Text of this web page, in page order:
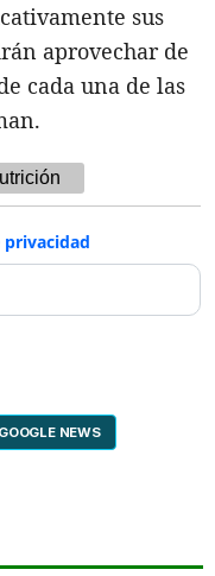
sus
aprovechar de
cada una de las
privacidad
NEWS